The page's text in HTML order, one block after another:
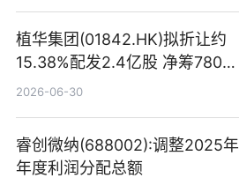
植华集团(01842.HK)拟折让约
15.38%配发2.4亿股 净筹780万
港元
2026-06-30
睿创微纳(688002):调整2025年
年度利润分配总额